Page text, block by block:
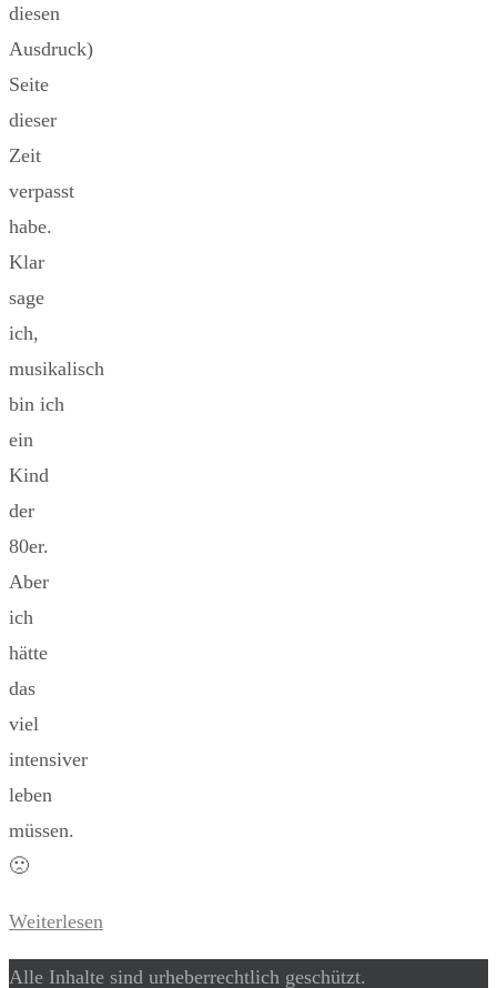
diesen
Ausdruck)
Seite
dieser
Zeit
verpasst
habe.
Klar
sage
ich,
musikalisch
bin ich
ein
Kind
der
80er.
Aber
ich
hätte
das
viel
intensiver
leben
müssen.
🙁
Weiterlesen
Alle Inhalte sind urheberrechtlich geschützt.